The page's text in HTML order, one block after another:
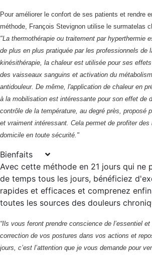
Pour améliorer le confort de ses patients et rendre
méthode, François Stevignon utilise le surmatelas
"La thermothérapie ou traitement par hyperthermie
de plus en plus pratiquée par les professionnels de
kinésithérapie, la chaleur est utilisée pour ses
des vaisseaux sanguins et activation du
antidouleur. De même, l'application de chaleur en
à la mobilisation est intéressante pour son effet de
contrôle de la température, au degré près, proposé
et vraiment intéressant. Cela permet de profiter
domicile en toute sécurité."
Bienfaits
Avec cette méthode en 21 jours qui ne
de temps tous les jours, bénéficiez
rapides et efficaces et comprenez
toutes les sources des douleurs
“Ils vous feront prendre conscience de l’essentiel
correction de vos postures dans vos actions et
jours, c’est l’attention que je vous demande pour